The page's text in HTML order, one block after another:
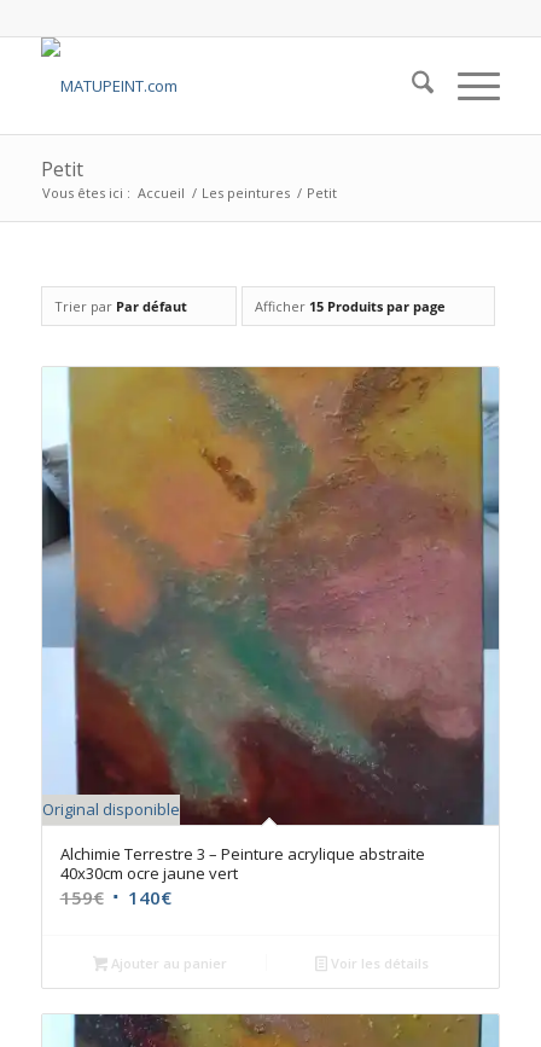
Petit
Vous êtes ici : Accueil / Les peintures / Petit
Trier par Par défaut Afficher 15 Produits par page
Original disponible
Alchimie Terrestre 3 – Peinture acrylique abstraite
40x30cm ocre jaune vert
159€ Le
initial
était :
159€.
140€Le
actuel
est :
140€.
Ajouter au panier Voir les détails